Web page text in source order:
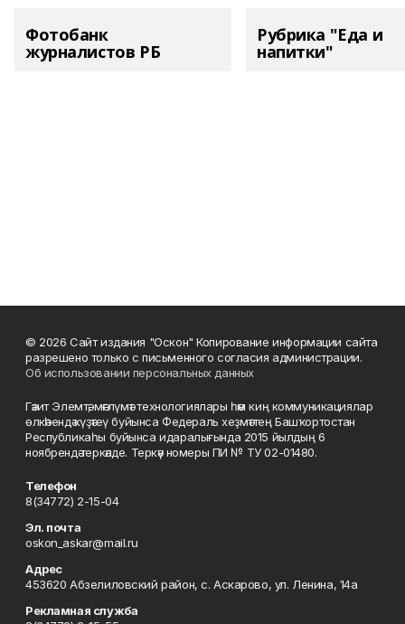
Фотобанк
журналистов РБ
Рубрика "Еда и
напитки"
© 2026 Сайт издания "Оскон" Копирование информации сайта
разрешено только с письменного согласия администрации.
Об использовании персональных данных
Гәзит Элемтә, мәғлүмәт технологиялары һәм киң коммуникациялар
өлкәһендә күҙәтеү буйынса Федераль хеҙмәттең Башҡортостан
Республикаһы буйынса идаралығында 2015 йылдың 6
ноябрендә теркәлде. Теркәү номеры ПИ № ТУ 02-01480.
Телефон
8(34772) 2-15-04
Эл. почта
oskon_askar@mail.ru
Адрес
453620 Абзелиловский район, с. Аскарово, ул. Ленина, 14а
Рекламная служба